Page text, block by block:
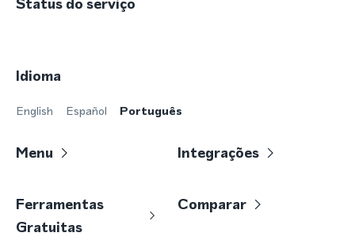
Idioma
English Español Português
Menu Integrações
Ferramentas
Gratuitas
Comparar